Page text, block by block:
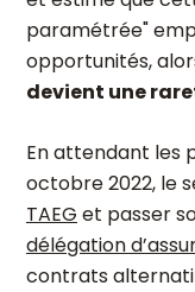
paramétrée"
opportunités,
devient une
En attendant les
octobre 2022, le
TAEG et passer
délégation
contrats